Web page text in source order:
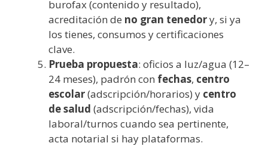
burofax (contenido y resultado),
acreditación de no gran tenedory, si ya
los tienes, consumos y certificaciones
clave.
Prueba propuesta: oficios a luz/agua (12–
24 meses), padrón con fechas, centro
escolar(adscripción/horarios) y centro
de salud (adscripción/fechas), vida
laboral/turnos cuando sea pertinente,
acta notarial si hay plataformas.